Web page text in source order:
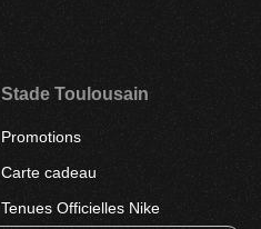
Stade Toulousain
Promotions
Carte cadeau
Tenues Officielles Nike